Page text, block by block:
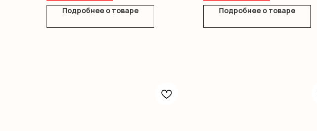
Подробнее о товаре Подробнее о товаре